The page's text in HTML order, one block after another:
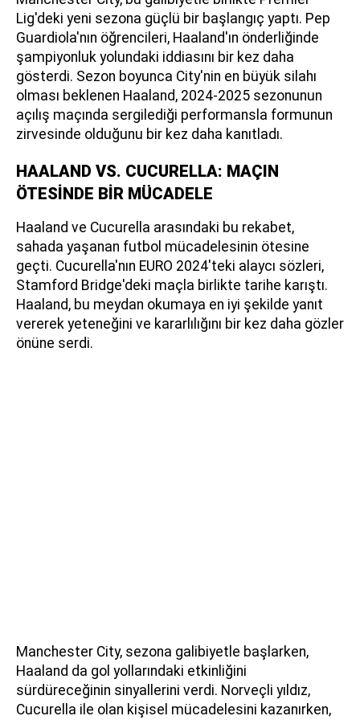
Lig'deki yeni sezona güçlü bir başlangıç yaptı. Pep
Guardiola'nın öğrencileri, Haaland'ın önderliğinde
şampiyonluk yolundaki iddiasını bir kez daha
gösterdi. Sezon boyunca City'nin en büyük silahı
olması beklenen Haaland, 2024-2025 sezonunun
açılış maçında sergilediği performansla formunun
zirvesinde olduğunu bir kez daha kanıtladı.
HAALAND VS. CUCURELLA: MAÇIN
ÖTESİNDE BİR MÜCADELE
Haaland ve Cucurella arasındaki bu rekabet,
sahada yaşanan futbol mücadelesinin ötesine
geçti. Cucurella'nın EURO 2024'teki alaycı sözleri,
Stamford Bridge'deki maçla birlikte tarihe karıştı.
Haaland, bu meydan okumaya en iyi şekilde yanıt
vererek yeteneğini ve kararlılığını bir kez daha gözler
önüne serdi.
Manchester City, sezona galibiyetle başlarken,
Haaland da gol yollarındaki etkinliğini
sürdüreceğinin sinyallerini verdi. Norveçli yıldız,
Cucurella ile olan kişisel mücadelesini kazanırken,